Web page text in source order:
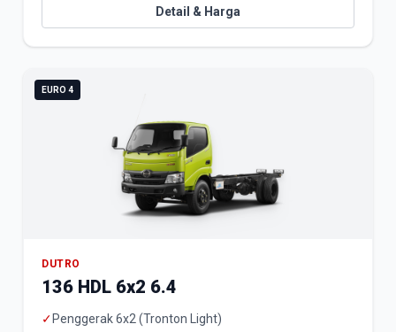
Detail & Harga
EURO 4
DUTRO
136 HDL 6x2 6.4
✓ Penggerak 6x2 (Tronton Light)